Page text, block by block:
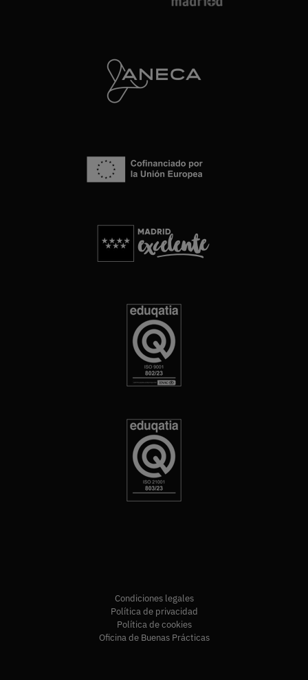
Condiciones legales
Política de privacidad
Política de cookies
Oficina de Buenas Prácticas